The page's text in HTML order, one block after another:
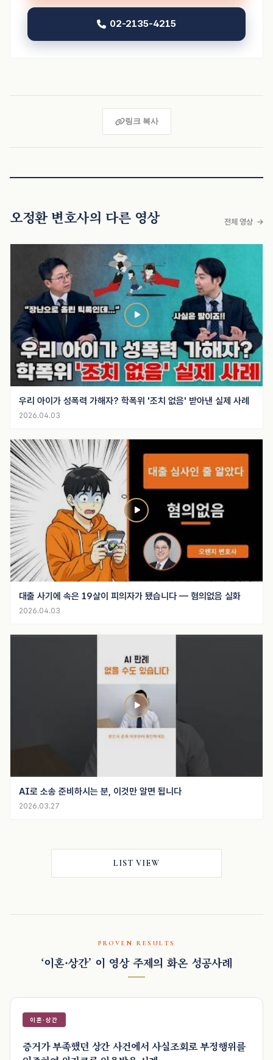
02-2135-4215
링크 복사
오정환 변호사의 다른 영상 전체 영상
우리 아이가 성폭력 가해자? 학폭위 '조치 없음' 받아낸 실제 사례
2026.04.03
대출 사기에 속은 19살이 피의자가 됐습니다 — 혐의없음 실화
2026.04.03
AI로 소송 준비하시는 분, 이것만 알면 됩니다
2026.03.27
LIST VIEW
PROVEN RESULTS
‘이혼·상간’ 이 영상 주제의 화온 성공사례
이혼·상간
증거가 부족했던 상간 사건에서 사실조회로 부정행위를